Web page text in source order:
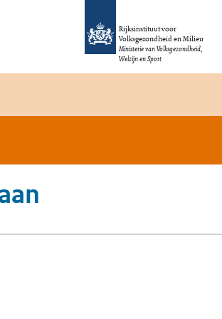
Rijksinstituut voor
Volksgezondheid en Milieu
Ministerie van Volksgezondheid,
Welzijn en Sport